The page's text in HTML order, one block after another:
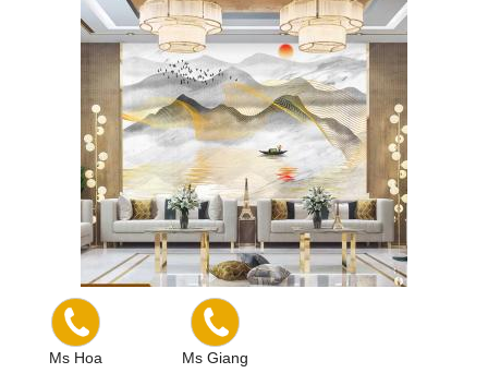
Tấm nhựa giả đá bóng gương W-OTD-2762
Ms Hoa Ms Giang